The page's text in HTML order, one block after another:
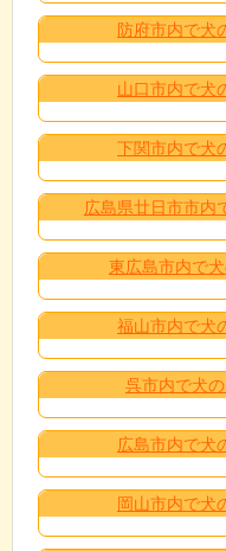
防府市内で犬
山口市内で犬
下関市内で犬
広島県廿日市市内
東広島市内で
福山市内で犬
呉市内で犬
広島市内で犬
岡山市内で犬